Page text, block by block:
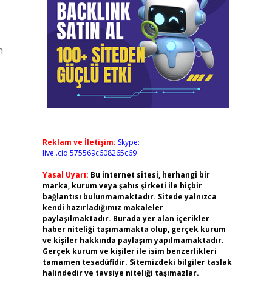
Reklam ve İletişim: Skype:
live:.cid.575569c608265c69
Yasal Uyarı: Bu internet sitesi, herhangi bir
marka, kurum veya şahıs şirketi ile hiçbir
bağlantısı bulunmamaktadır. Sitede yalnızca
kendi hazırladığımız makaleler
paylaşılmaktadır. Burada yer alan içerikler
haber niteliği taşımamakta olup, gerçek kurum
ve kişiler hakkında paylaşım yapılmamaktadır.
Gerçek kurum ve kişiler ile isim benzerlikleri
tamamen tesadüfidir. Sitemizdeki bilgiler taslak
halindedir ve tavsiye niteliği taşımazlar.